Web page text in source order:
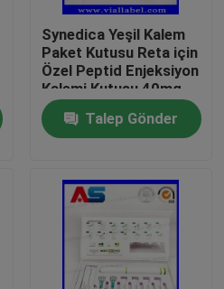
Synedica Yeşil Kalem
Paket Kutusu Reta için
Özel Peptid Enjeksiyon
Kalemi Kutusu 40mg
Peptid Enjeksiyon
Kalemi, Synedica
Enjeksiyon Kalemi
Talep Gönder